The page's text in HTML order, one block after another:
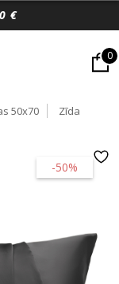
€
0
50x70
Zīda
-50%